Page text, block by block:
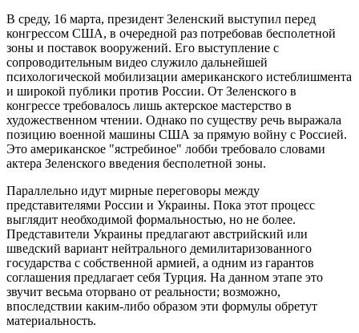
В среду, 16 марта, президент Зеленский выступил перед
конгрессом США, в очередной раз потребовав бесполетной
зоны и поставок вооружений. Его выступление с
сопроводительным видео служило дальнейшей
психологической мобилизации американского истеблишмента
и широкой публики против России. От Зеленского в
конгрессе требовалось лишь актерское мастерство в
художественном чтении. Однако по существу речь выражала
позицию военной машины США за прямую войну с Россией.
Это американское "ястребиное" лобби требовало словами
актера Зеленского введения бесполетной зоны.
Параллельно идут мирные переговоры между
представителями России и Украины. Пока этот процесс
выглядит необходимой формальностью, но не более.
Представители Украины предлагают австрийский или
шведский вариант нейтрального демилитаризованного
государства с собственной армией, а одним из гарантов
соглашения предлагает себя Турция. На данном этапе это
звучит весьма оторвано от реальности; возможно,
впоследствии каким-либо образом эти формулы обретут
материальность.